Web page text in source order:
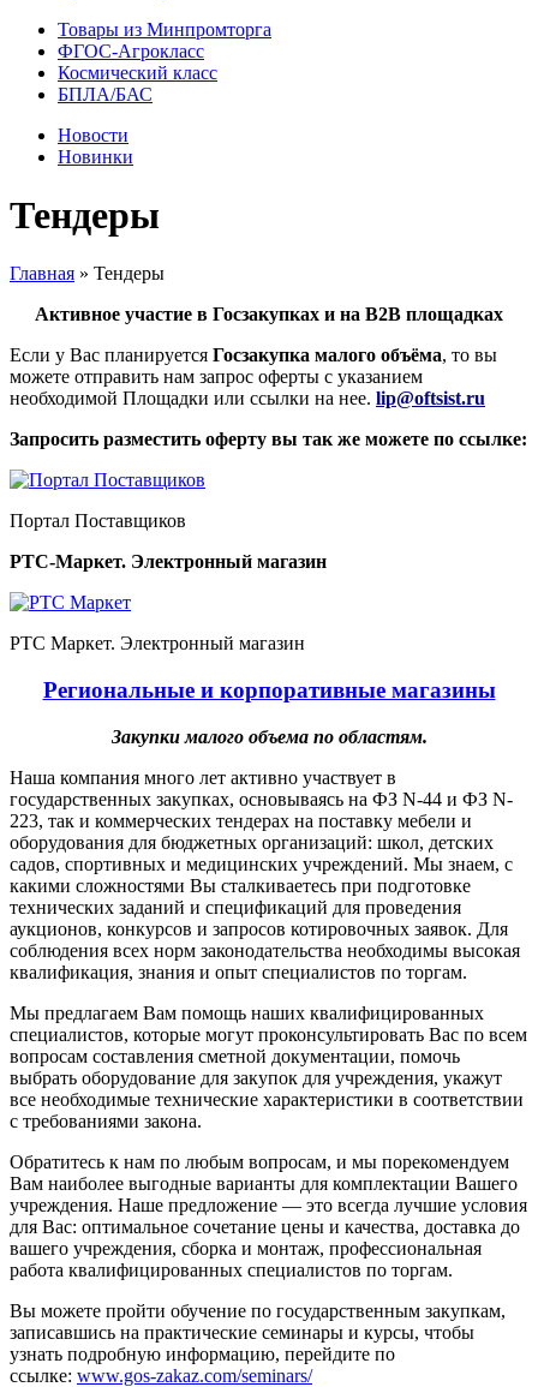
Товары из Минпромторга
ФГОС-Агрокласс
Космический класс
БПЛА/БАС
Новости
Новинки
Тендеры
Главная » Тендеры
Активное участие в Госзакупках и на В2В площадках
Если у Вас планируется Госзакупка малого объёма, то вы
можете отправить нам запрос оферты с указанием
необходимой Площадки или ссылки на нее. lip@oftsist.ru
Запросить разместить оферту вы так же можете по ссылке:
Портал Поставщиков
РТС-Маркет. Электронный магазин
РТС Маркет. Электронный магазин
Региональные и корпоративные магазины
Закупки малого объема по областям.
Наша компания много лет активно участвует в
государственных закупках, основываясь на ФЗ N-44 и ФЗ N-
223, так и коммерческих тендерах на поставку мебели и
оборудования для бюджетных организаций: школ, детских
садов, спортивных и медицинских учреждений. Мы знаем, с
какими сложностями Вы сталкиваетесь при подготовке
технических заданий и спецификаций для проведения
аукционов, конкурсов и запросов котировочных заявок. Для
соблюдения всех норм законодательства необходимы высокая
квалификация, знания и опыт специалистов по торгам.
Мы предлагаем Вам помощь наших квалифицированных
специалистов, которые могут проконсультировать Вас по всем
вопросам составления сметной документации, помочь
выбрать оборудование для закупок для учреждения, укажут
все необходимые технические характеристики в соответствии
с требованиями закона.
Обратитесь к нам по любым вопросам, и мы порекомендуем
Вам наиболее выгодные варианты для комплектации Вашего
учреждения. Наше предложение — это всегда лучшие условия
для Вас: оптимальное сочетание цены и качества, доставка до
вашего учреждения, сборка и монтаж, профессиональная
работа квалифицированных специалистов по торгам.
Вы можете пройти обучение по государственным закупкам,
записавшись на практические семинары и курсы, чтобы
узнать подробную информацию, перейдите по
ссылке: www.gos-zakaz.com/seminars/